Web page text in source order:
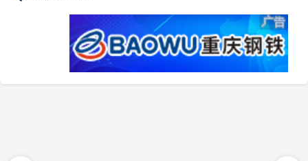
求购 8CrMoAlA 流体管 300.0 聊城 联系
求购 35 140圆钢 150圆钢 3.0 聊城 联系